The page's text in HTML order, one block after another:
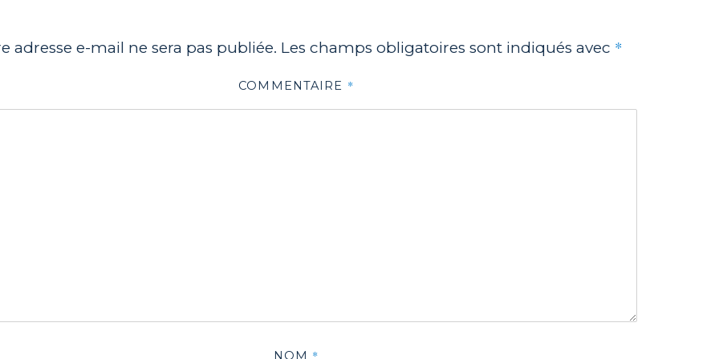
adresse e-mail ne sera pas publiée. Les champs obligatoires sont indiqués avec *
COMMENTAIRE *
NOM *